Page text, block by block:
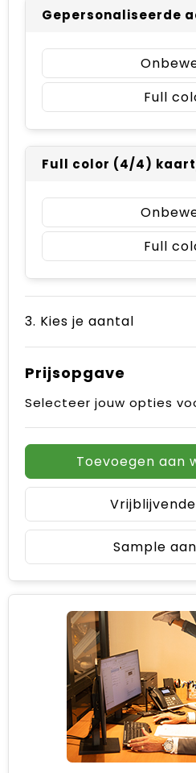
Gepersonaliseerde
Full
Full color (4/4)
Full
3. Kies je aantal
Prijsopgave
Selecteer jouw opties
Toevoegen aan
Sample